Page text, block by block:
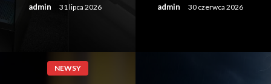
admin 31 lipca 2026 admin 30 czerwca 2026
NEWSY